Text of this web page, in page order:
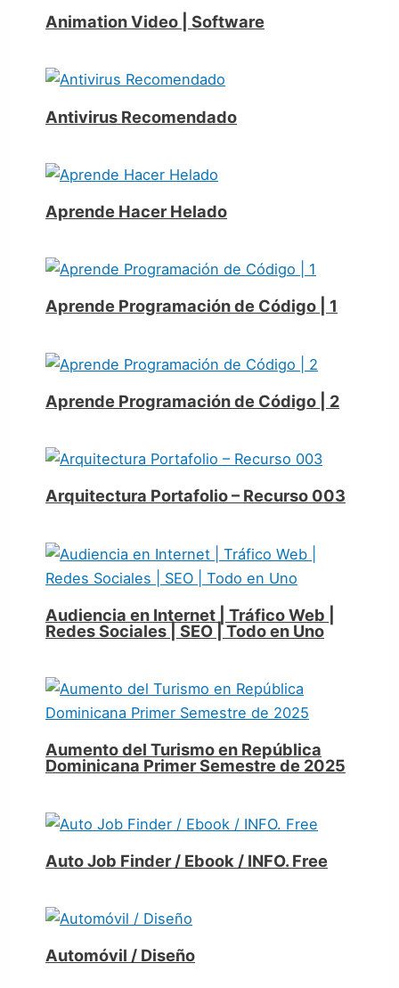
Animation Video | Software
Antivirus Recomendado
Aprende Hacer Helado
Aprende Programación de Código | 1
Aprende Programación de Código | 2
Arquitectura Portafolio – Recurso 003
Audiencia en Internet | Tráfico Web |
Redes Sociales | SEO | Todo en Uno
Aumento del Turismo en República
Dominicana Primer Semestre de 2025
Auto Job Finder / Ebook / INFO. Free
Automóvil / Diseño